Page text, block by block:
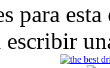
para esta
escribir